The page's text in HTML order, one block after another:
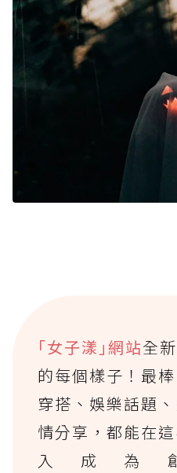
｢女子漾｣網站全
的每個樣子！最
穿搭、娛樂話題
情分享，都能在
入成為